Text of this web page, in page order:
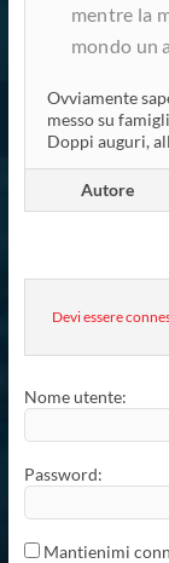
mentre la
mondo un
Ovviamente
messo su
Doppi auguri,
Autore
Devi essere
Nome utente:
Password:
Mantienimi